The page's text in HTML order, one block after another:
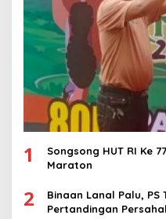
1
Songsong HUT RI Ke
Maraton
2
Binaan Lanal Palu,
Pertandingan